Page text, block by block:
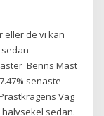
eller de vi kan
Benns Mast
senaste
Väg
halvsekel sedan.